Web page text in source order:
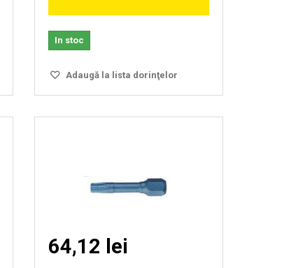
In stoc
Adaugă la lista dorinţelor
64,12 lei